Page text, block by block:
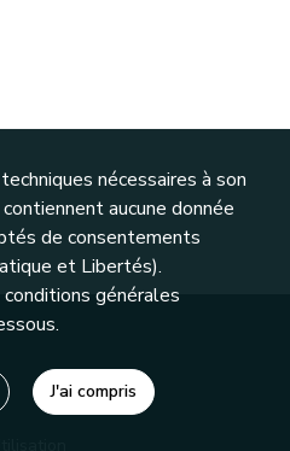
nécessaires à son
aucune donnée
de consentements
et Libertés).
générales
J'ai compris